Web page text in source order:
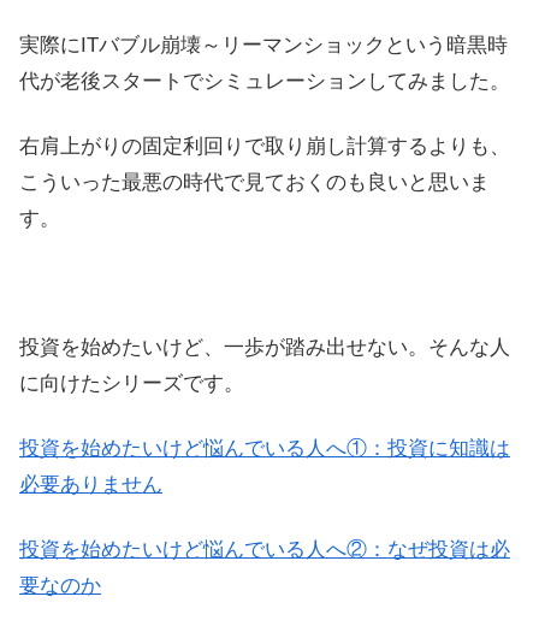
実際にITバブル崩壊～リーマンショックという暗黒時
代が老後スタートでシミュレーションしてみました。
右肩上がりの固定利回りで取り崩し計算するよりも、
こういった最悪の時代で見ておくのも良いと思いま
す。
投資を始めたいけど、一歩が踏み出せない。そんな人
に向けたシリーズです。
投資を始めたいけど悩んでいる人へ①：投資に知識は
必要ありません
投資を始めたいけど悩んでいる人へ②：なぜ投資は必
要なのか